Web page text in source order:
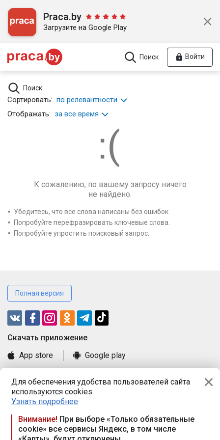
Для обеспечения удобства пользователей сайта
используются cookies.
Узнать подробнее
Внимание! При выборе «Только обязательные
cookie» все сервисы Яндекс, в том числе
Praca.by
Загрузите на Google Play
Поиск Войти
Поиск
Сортировать: по релевантности
Отображать: за все время
К сожалению, по вашему запросу ничего
не найдено.
Убедитесь, что все слова написаны без ошибок.
Попробуйте перефразировать ключевые слова.
Попробуйте упростить поисковый запрос.
Полная версия
Cкачать приложение
App store
Google play
Книга замечаний и предложений
Правила и документы
Praca.by © 2000—2026, ООО «ПРАЦА БАЙ»
Республика Беларусь, 220114, г. Минск, пр-т Независимости
117а, пом. № 9.